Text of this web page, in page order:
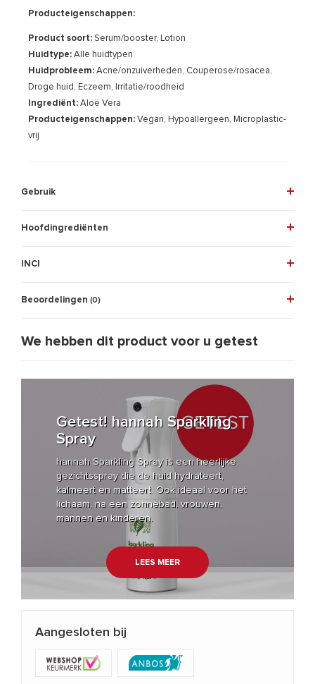
Producteigenschappen:
Product soort: Serum/booster, Lotion
Huidtype: Alle huidtypen
Huidprobleem: Acne/onzuiverheden, Couperose/rosacea,
Droge huid, Eczeem, Irritatie/roodheid
Ingrediënt: Aloë Vera
Producteigenschappen: Vegan, Hypoallergeen, Microplastic-
vrij
Gebruik
Hoofdingrediënten
INCI
Beoordelingen (0)
We hebben dit product voor u getest
Getest! hannah Sparkling
Spray
hannah Sparkling Spray is een heerlijke
gezichtsspray die de huid hydrateert,
kalmeert en matteert. Ook ideaal voor het
lichaam, na een zonnebad, vrouwen,
mannen en kinderen.
LEES MEER
Aangesloten bij